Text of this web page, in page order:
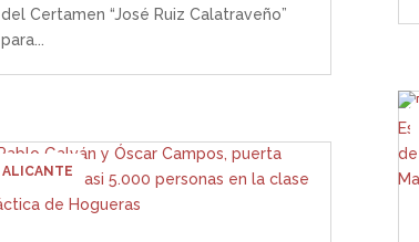
del Certamen “José Ruiz Calatraveño”
para...
ALICANTE